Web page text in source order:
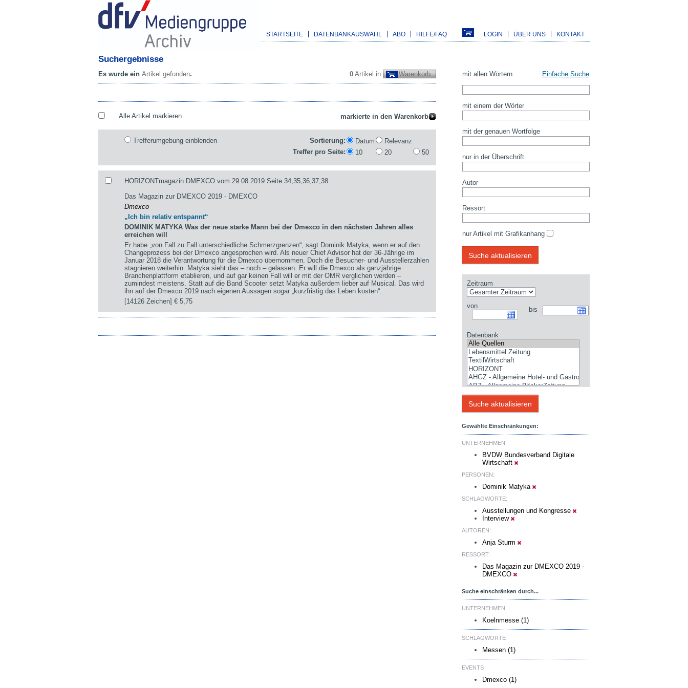
STARTSEITE DATENBANKAUSWAHL ABO HILFE/FAQ LOGIN ÜBER UNS KONTAKT
Suchergebnisse
0 Artikel in Warenkorb
Es wurde ein Artikel gefunden.
Alle Artikel markieren
Trefferumgebung einblenden Sortierung: Datum
Relevanz
Treffer pro Seite:
10 20 50
HORIZONTmagazin DMEXCO vom 29.08.2019 Seite 34,35,36,37,38
Das Magazin zur DMEXCO 2019 - DMEXCO
Dmexco
„Ich bin relativ entspannt“
DOMINIK MATYKA Was der neue starke Mann bei der Dmexco in den nächsten Jahren alles
erreichen will
Er habe „von Fall zu Fall unterschiedliche Schmerzgrenzen“, sagt Dominik Matyka, wenn er auf den
Changeprozess bei der Dmexco angesprochen wird. Als neuer Chief Advisor hat der 36-Jährige im
Januar 2018 die Verantwortung für die Dmexco übernommen. Doch die Besucher- und Ausstellerzahlen
stagnieren weiterhin. Matyka sieht das – noch – gelassen. Er will die Dmexco als ganzjährige
Branchenplattform etablieren, und auf gar keinen Fall will er mit der OMR verglichen werden –
zumindest meistens. Statt auf die Band Scooter setzt Matyka außerdem lieber auf Musical. Das wird
ihn auf der Dmexco 2019 nach eigenen Aussagen sogar „kurzfristig das Leben kosten“.
[14126 Zeichen]€ 5,75
mit allen Wörtern Einfache Suche
mit einem der Wörter
mit der genauen Wortfolge
nur in der Überschrift
Autor
Ressort
nur Artikel mit Grafikanhang
Zeitraum
von bis
Datenbank
Gewählte Einschränkungen:
UNTERNEHMEN:
BVDW Bundesverband Digitale
Wirtschaft
PERSONEN:
Dominik Matyka
SCHLAGWORTE:
Ausstellungen und Kongresse
Interview
AUTOREN:
Anja Sturm
RESSORT:
Das Magazin zur DMEXCO 2019 -
DMEXCO
Suche einschränken durch...
UNTERNEHMEN
Koelnmesse (1)
SCHLAGWORTE
Messen (1)
EVENTS
Dmexco (1)